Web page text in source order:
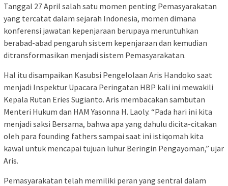
Tanggal 27 April salah satu momen penting Pemasyarakatan
yang tercatat dalam sejarah Indonesia, momen dimana
konferensi jawatan kepenjaraan berupaya meruntuhkan
berabad-abad pengaruh sistem kepenjaraan dan kemudian
ditransformasikan menjadi sistem Pemasyarakatan.
Hal itu disampaikan Kasubsi Pengelolaan Aris Handoko saat
menjadi Inspektur Upacara Peringatan HBP kali ini mewakili
Kepala Rutan Eries Sugianto. Aris membacakan sambutan
Menteri Hukum dan HAM Yasonna H. Laoly. “Pada hari ini kita
menjadi saksi Bersama, bahwa apa yang dahulu dicita-citakan
oleh para founding fathers sampai saat ini istiqomah kita
kawal untuk mencapai tujuan luhur Beringin Pengayoman,” ujar
Aris.
Pemasyarakatan telah memiliki peran yang sentral dalam